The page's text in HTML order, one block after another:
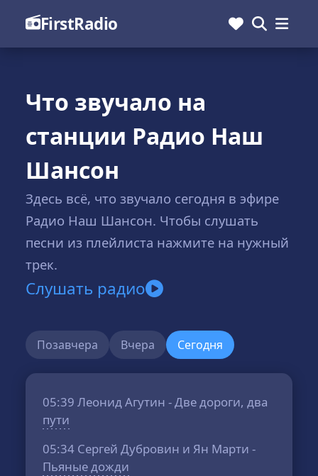
FirstRadio
Что звучало на
станции Радио Наш
Шансон
Здесь всё, что звучало сегодня в эфире
Радио Наш Шансон. Чтобы слушать
песни из плейлиста нажмите на нужный
трек.
Слушать радио
Позавчера Вчера Сегодня
05:39 Леонид Агутин - Две дороги, два
пути
05:34 Сергей Дубровин и Ян Марти -
Пьяные дожди